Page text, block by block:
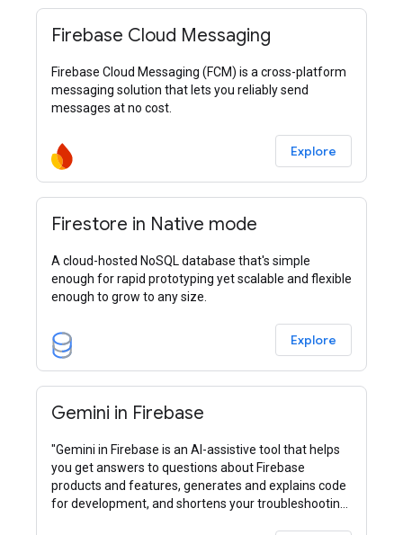
Firebase Cloud Messaging
Firebase Cloud Messaging (FCM) is a cross-platform
messaging solution that lets you reliably send
messages at no cost.
Explore
Firestore in Native mode
A cloud-hosted NoSQL database that's simple
enough for rapid prototyping yet scalable and flexible
enough to grow to any size.
Explore
Gemini in Firebase
"Gemini in Firebase is an AI-assistive tool that helps
you get answers to questions about Firebase
products and features, generates and explains code
for development, and shortens your troubleshooting